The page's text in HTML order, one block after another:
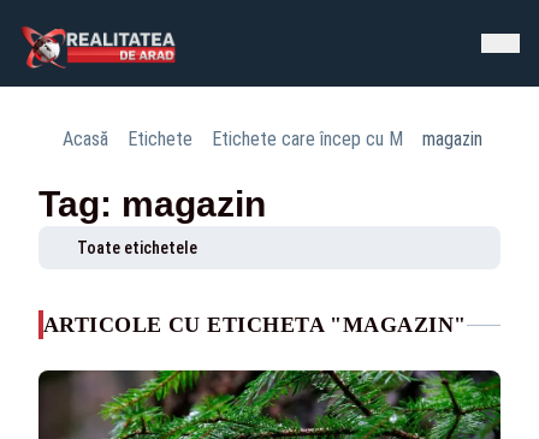
Acasă Etichete Etichete care încep cu M magazin
Tag: magazin
Toate etichetele
ARTICOLE CU ETICHETA "MAGAZIN"